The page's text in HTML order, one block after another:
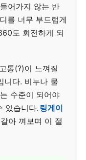
어가지 않는 반
를 너무 부드럽게
도 회전하게 되
통(?)이 느껴질
니다. 비누나 물
수준이 되어야
있습니다. 링게이
아 껴보며 이 절